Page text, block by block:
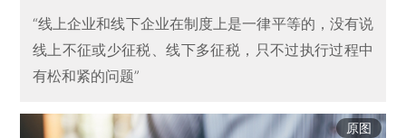
“线上企业和线下企业在制度上是一律平等的，没有说
线上不征或少征税、线下多征税，只不过执行过程中
有松和紧的问题”
原图